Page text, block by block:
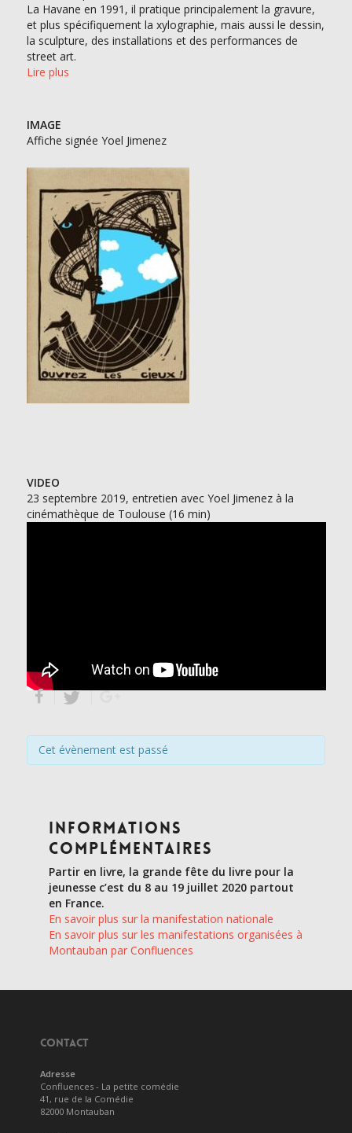
La Havane en 1991, il pratique principalement la gravure,
et plus spécifiquement la xylographie, mais aussi le dessin,
la sculpture, des installations et des performances de
street art.
Lire plus
IMAGE
Affiche signée Yoel Jimenez
VIDEO
23 septembre 2019, entretien avec Yoel Jimenez à la
cinémathèque de Toulouse (16 min)
Cet évènement est passé
Informations
complémentaires
Partir en livre, la grande fête du livre pour la
jeunesse c’est du 8 au 19 juillet 2020 partout
en France.
En savoir plus sur la manifestation nationale
En savoir plus sur les manifestations organisées à
Montauban par Confluences
CONTACT
Adresse
Confluences - La petite comédie
41, rue de la Comédie
82000 Montauban